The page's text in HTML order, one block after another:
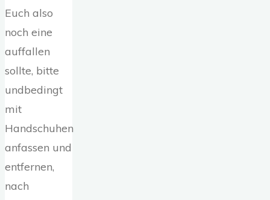
Euch also
noch eine
auffallen
sollte, bitte
undbedingt
mit
Handschuhen
anfassen und
entfernen,
nach